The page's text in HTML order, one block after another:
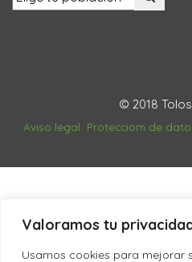
Valoramos tu
Usamos cookies para mejorar
© 2018
Aviso legal Proteccióm de